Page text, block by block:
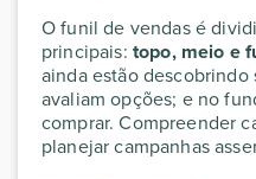
O funil de vendas é
principais: topo, meio e
ainda estão
avaliam opções; e no
comprar. Compreender
planejar campanhas